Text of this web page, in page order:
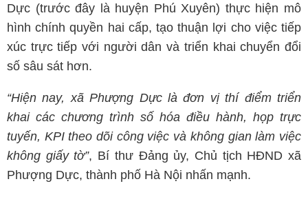
Dực (trước đây là huyện Phú Xuyên) thực hiện mô
hình chính quyền hai cấp, tạo thuận lợi cho việc tiếp
xúc trực tiếp với người dân và triển khai chuyển đổi
số sâu sát hơn.
“Hiện nay, xã Phượng Dực là đơn vị thí điểm triển
khai các chương trình số hóa điều hành, họp trực
tuyến, KPI theo dõi công việc và không gian làm việc
không giấy tờ”, Bí thư Đảng ủy, Chủ tịch HĐND xã
Phượng Dực, thành phố Hà Nội nhấn mạnh.